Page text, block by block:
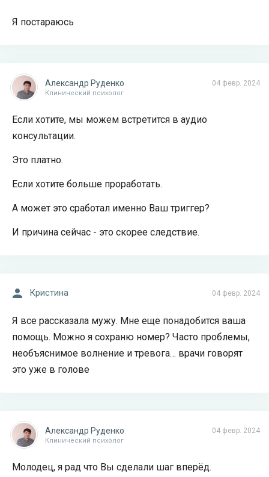
Я постараюсь
04 февр. 2024
Александр Руденко
Клинический психолог
Если хотите, мы можем встретится в аудио
консультации.
Это платно.
Если хотите больше проработать.
А может это сработал именно Ваш триггер?
И причина сейчас - это скорее следствие.
04 февр. 2024
Кристина
Я все рассказала мужу. Мне еще понадобится ваша
помощь. Можно я сохраню номер? Часто проблемы,
необъяснимое волнение и тревога… врачи говорят
это уже в голове
04 февр. 2024
Александр Руденко
Клинический психолог
Молодец, я рад что Вы сделали шаг вперёд.